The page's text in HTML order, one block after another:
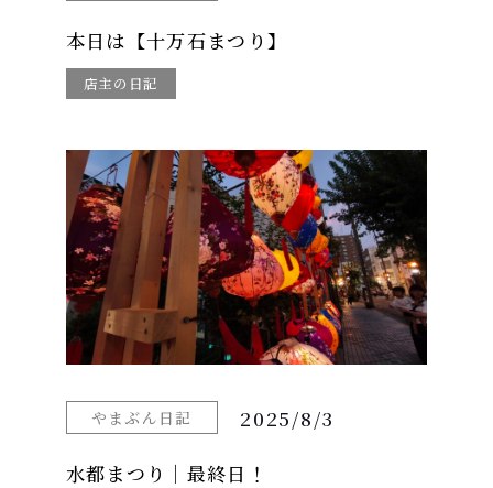
本日は【十万石まつり】
店主の日記
やまぶん日記 2025/8/3
水都まつり｜最終日！